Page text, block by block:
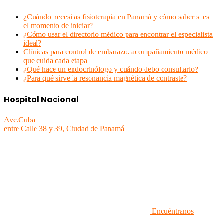
¿Cuándo necesitas fisioterapia en Panamá y cómo saber si es
el momento de iniciar?
¿Cómo usar el directorio médico para encontrar el especialista
ideal?
Clínicas para control de embarazo: acompañamiento médico
que cuida cada etapa
¿Qué hace un endocrinólogo y cuándo debo consultarlo?
¿Para qué sirve la resonancia magnética de contraste?
Hospital Nacional
Ave.Cuba
entre Calle 38 y 39, Ciudad de Panamá
Encuéntranos